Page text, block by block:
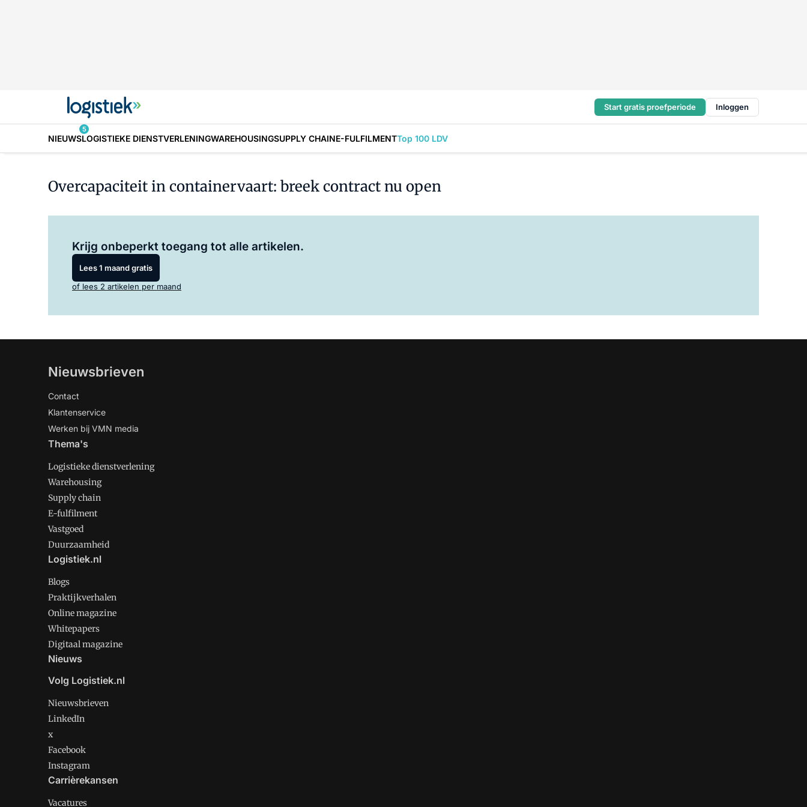
Start gratis proefperiode Inloggen
NIEUWS
5
LOGISTIEKE DIENSTVERLENINGWAREHOUSINGSUPPLY CHAINE-FULFILMENTTop 100 LDV
Overcapaciteit in containervaart: breek contract nu open
Krijg onbeperkt toegang tot alle artikelen.
Lees 1 maand gratis
of lees 2 artikelen per maand
Nieuwsbrieven
Contact
Klantenservice
Werken bij VMN media
Thema's
Logistieke dienstverlening
Warehousing
Supply chain
E-fulfilment
Vastgoed
Duurzaamheid
Logistiek.nl
Blogs
Praktijkverhalen
Online magazine
Whitepapers
Digitaal magazine
Nieuws
Volg Logistiek.nl
Nieuwsbrieven
LinkedIn
x
Facebook
Instagram
Carrièrekansen
Vacatures